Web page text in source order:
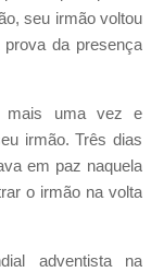
seu irmão voltou
da presença
mais uma vez e
irmão.Três dias
em paz naquela
o irmão na volta
adventista na